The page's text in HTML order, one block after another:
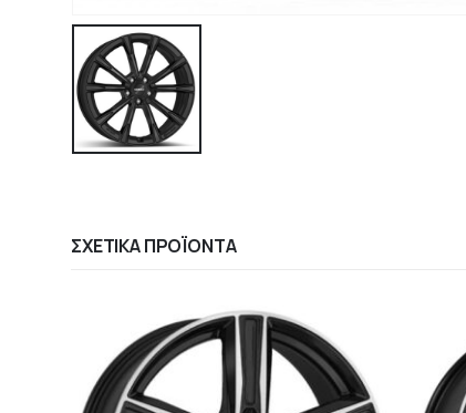
ΣΧΕΤΙΚΆ ΠΡΟΪΌΝΤΑ